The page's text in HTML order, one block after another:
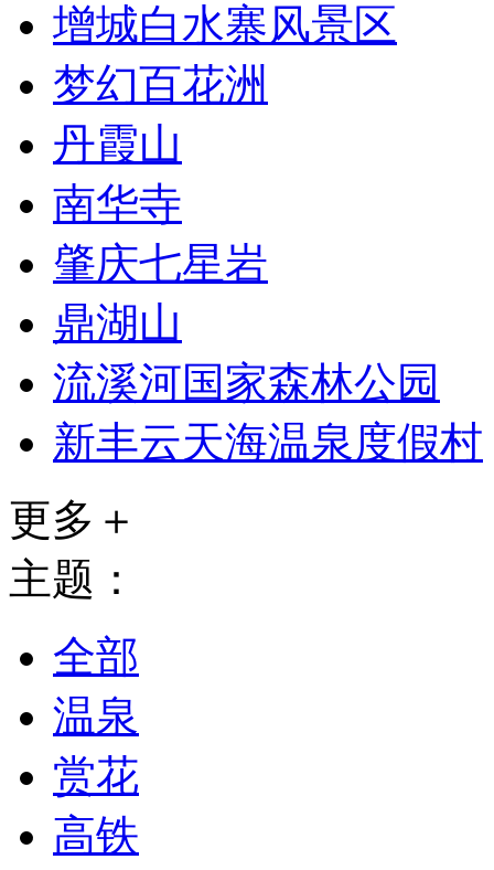
增城白水寨风景区
梦幻百花洲
丹霞山
南华寺
肇庆七星岩
鼎湖山
流溪河国家森林公园
新丰云天海温泉度假村
更多＋
主题：
全部
温泉
赏花
高铁